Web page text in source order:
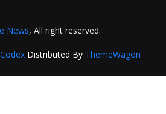
News, All right reserved.
Distributed By ThemeWagon